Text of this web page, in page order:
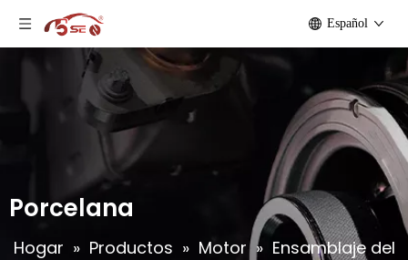
Español
Porcelana
Hogar » Productos » Motor » Ensamblaje del